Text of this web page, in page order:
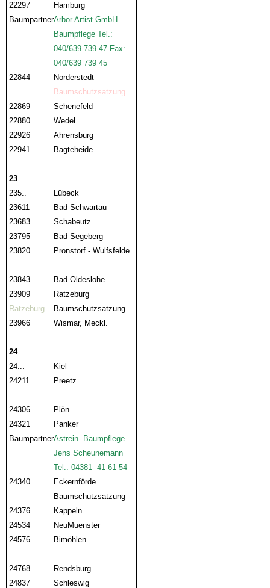
22297
Hamburg
BaumpartnerArbor Artist GmbH
Baumpflege Tel.:
040/639 739 47 Fax:
040/639 739 45
22844
Norderstedt
Baumschutzsatzung
22869
Schenefeld
22880
Wedel
22926
Ahrensburg
22941
Bagteheide
23
235..
Lübeck
23611
Bad Schwartau
23683
Schabeutz
23795
Bad Segeberg
23820
Pronstorf - Wulfsfelde
23843
Bad Oldeslohe
23909
Ratzeburg
Ratzeburg
Baumschutzsatzung
23966
Wismar, Meckl.
24
24...
Kiel
24211
Preetz
24306
Plön
24321
Panker
BaumpartnerAstrein- Baumpflege
Jens Scheunemann
Tel.: 04381- 41 61 54
24340
Eckernförde
Baumschutzsatzung
24376
Kappeln
24534
NeuMuenster
24576
Bimöhlen
24768
Rendsburg
24837
Schleswig